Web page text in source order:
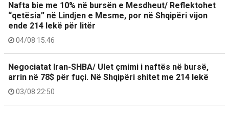
Nafta bie me 10% në bursën e Mesdheut/ Reflektohet
“qetësia” në Lindjen e Mesme, por në Shqipëri vijon
ende 214 lekë për litër
04/08 15:46
Negociatat Iran-SHBA/ Ulet çmimi i naftës në bursë,
arrin në 78$ për fuçi. Në Shqipëri shitet me 214 lekë
03/08 22:50